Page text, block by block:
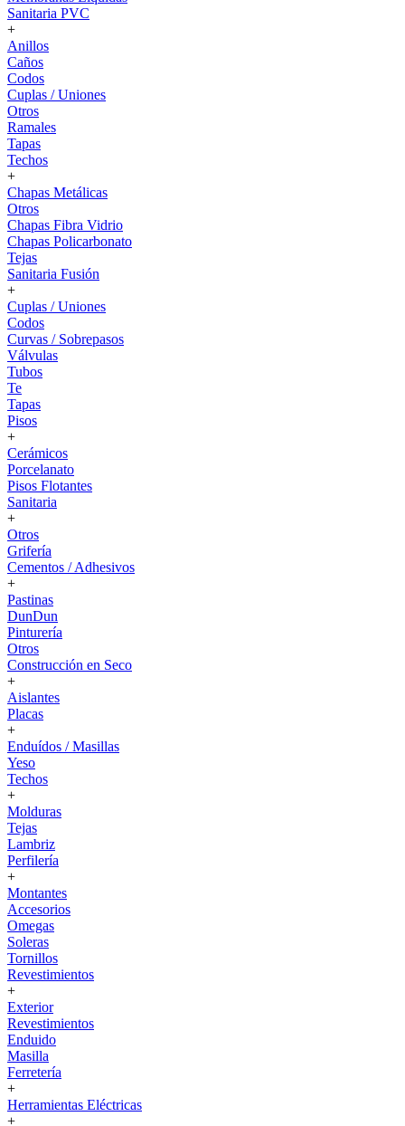
Sanitaria PVC
+
Anillos
Caños
Codos
Cuplas / Uniones
Otros
Ramales
Tapas
Techos
+
Chapas Metálicas
Otros
Chapas Fibra Vidrio
Chapas Policarbonato
Tejas
Sanitaria Fusión
+
Cuplas / Uniones
Codos
Curvas / Sobrepasos
Válvulas
Tubos
Te
Tapas
Pisos
+
Cerámicos
Porcelanato
Pisos Flotantes
Sanitaria
+
Otros
Grifería
Cementos / Adhesivos
+
Pastinas
DunDun
Pinturería
Otros
Construcción en Seco
+
Aislantes
Placas
+
Enduídos / Masillas
Yeso
Techos
+
Molduras
Tejas
Lambriz
Perfilería
+
Montantes
Accesorios
Omegas
Soleras
Tornillos
Revestimientos
+
Exterior
Revestimientos
Enduido
Masilla
Ferretería
+
Herramientas Eléctricas
+